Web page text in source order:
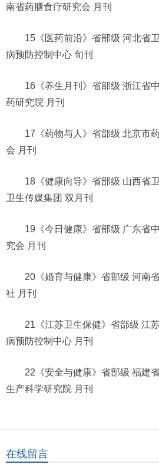
南省药膳食疗研究会 月刊
15《医药前沿》省部级 河北省
病预防控制中心 旬刊
16《养生月刊》省部级 浙江省
药研究院 月刊
17《药物与人》省部级 北京市
会 月刊
18《健康向导》省部级 山西省
卫生传媒集团 双月刊
19《今日健康》省部级 广东省
究会 月刊
20《婚育与健康》省部级 河南
社 月刊
21《江苏卫生保健》省部级 江
病预防控制中心 月刊
22《安全与健康》省部级 福建
生产科学研究院 月刊
在线留言